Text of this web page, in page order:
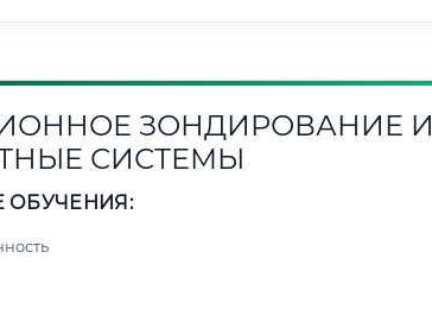
ЗОНДИРОВАНИЕ И
СИСТЕМЫ
ОБУЧЕНИЯ: